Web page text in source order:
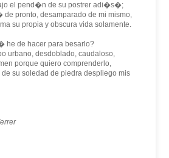
el pend�n de su postrer adi�s�;
pronto, desamparado de mi mismo,
su propia y obscura vida solamente.
de hacer para besarlo?
urbano, desdoblado, caudaloso,
porque quiero comprenderlo,
su soledad de piedra despliego mis